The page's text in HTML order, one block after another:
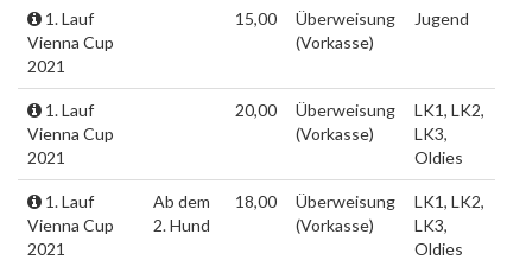
1. Lauf
Vienna Cup
2021
15,00
Überweisung
(Vorkasse)
Jugend
1. Lauf
Vienna Cup
2021
20,00
Überweisung
(Vorkasse)
LK1, LK2,
LK3,
Oldies
1. Lauf
Vienna Cup
2021
Ab dem
2. Hund
18,00
Überweisung
(Vorkasse)
LK1, LK2,
LK3,
Oldies